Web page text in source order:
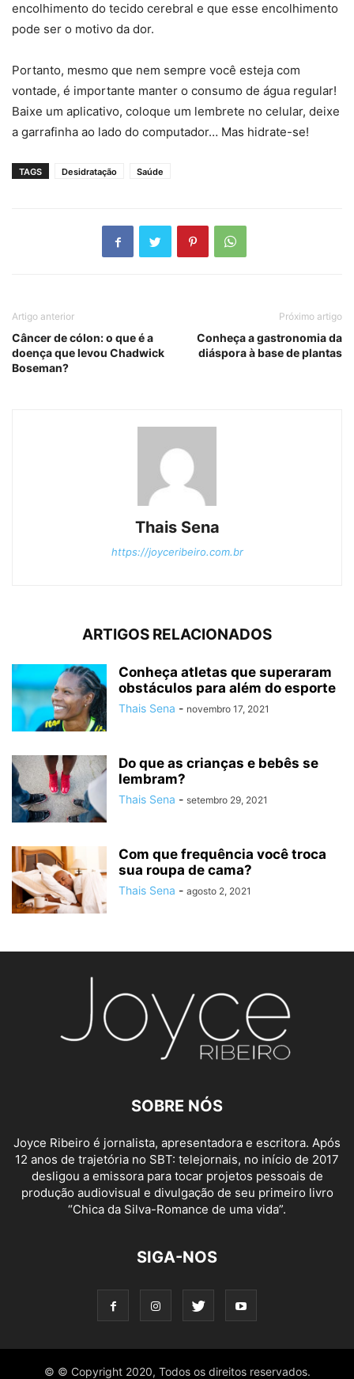
encolhimento do tecido cerebral e que esse encolhimento
pode ser o motivo da dor.
Portanto, mesmo que nem sempre você esteja com
vontade, é importante manter o consumo de água regular!
Baixe um aplicativo, coloque um lembrete no celular, deixe
a garrafinha ao lado do computador… Mas hidrate-se!
TAGS Desidratação Saúde
Artigo anterior
Câncer de cólon: o que é a
doença que levou Chadwick
Boseman?
Próximo artigo
Conheça a gastronomia da
diáspora à base de plantas
Thais Sena
https://joyceribeiro.com.br
ARTIGOS RELACIONADOS
Conheça atletas que superaram
obstáculos para além do esporte
Thais Sena - novembro 17, 2021
Do que as crianças e bebês se
lembram?
Thais Sena - setembro 29, 2021
Com que frequência você troca
sua roupa de cama?
Thais Sena - agosto 2, 2021
SOBRE NÓS
Joyce Ribeiro é jornalista, apresentadora e escritora. Após
12 anos de trajetória no SBT: telejornais, no início de 2017
desligou a emissora para tocar projetos pessoais de
produção audiovisual e divulgação de seu primeiro livro
“Chica da Silva-Romance de uma vida”.
SIGA-NOS
© © Copyright 2020, Todos os direitos reservados.